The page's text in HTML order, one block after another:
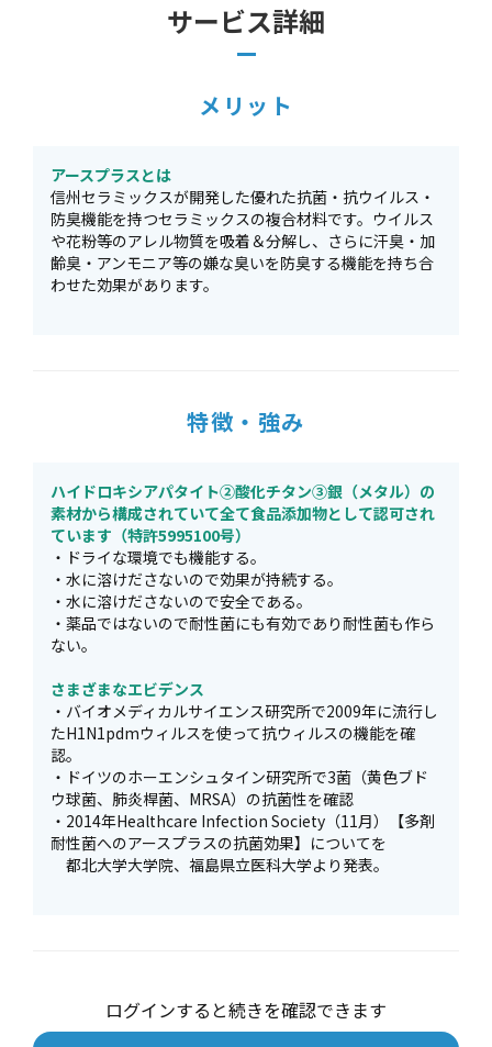
サービス詳細
メリット
アースプラスとは
信州セラミックスが開発した優れた抗菌・抗ウイルス・
防臭機能を持つセラミックスの複合材料です。ウイルス
や花粉等のアレル物質を吸着＆分解し、さらに汗臭・加
齢臭・アンモニア等の嫌な臭いを防臭する機能を持ち合
わせた効果があります。
特徴・強み
ハイドロキシアパタイト②酸化チタン③銀（メタル）の
素材から構成されていて全て食品添加物として認可され
ています（特許5995100号）
・ドライな環境でも機能する。
・水に溶けださないので効果が持続する。
・水に溶けださないので安全である。
・薬品ではないので耐性菌にも有効であり耐性菌も作ら
ない。
さまざまなエビデンス
・バイオメディカルサイエンス研究所で2009年に流行し
たH1N1pdmウィルスを使って抗ウィルスの機能を確
認。
・ドイツのホーエンシュタイン研究所で3菌（黄色ブド
ウ球菌、肺炎桿菌、MRSA）の抗菌性を確認
・2014年Healthcare Infection Society（11月）【多剤
耐性菌へのアースプラスの抗菌効果】についてを
都北大学大学院、福島県立医科大学より発表。
ログインすると続きを確認できます